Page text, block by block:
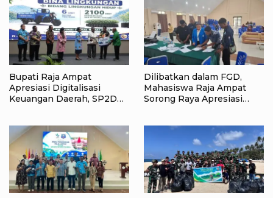
Bupati Raja Ampat
Apresiasi Digitalisasi
Keuangan Daerah, SP2D
Dilibatkan dalam FGD,
Mahasiswa Raja Ampat
Sorong Raya Apresiasi